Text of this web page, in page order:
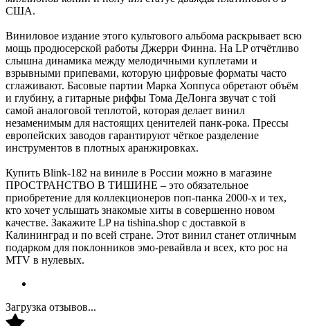
США.
Виниловое издание этого культового альбома раскрывает всю
мощь продюсерской работы Джерри Финна. На LP отчётливо
слышна динамика между мелодичными куплетами и
взрывными припевами, которую цифровые форматы часто
сглаживают. Басовые партии Марка Хоппуса обретают объём
и глубину, а гитарные риффы Тома ДеЛонга звучат с той
самой аналоговой теплотой, которая делает винил
незаменимым для настоящих ценителей панк-рока. Прессы
европейских заводов гарантируют чёткое разделение
инструментов в плотных аранжировках.
Купить Blink-182 на виниле в России можно в магазине
ПРОСТРАНСТВО В ТИШИНЕ – это обязательное
приобретение для коллекционеров поп-панка 2000-х и тех,
кто хочет услышать знакомые хиты в совершенно новом
качестве. Закажите LP на tishina.shop с доставкой в
Калининград и по всей стране. Этот винил станет отличным
подарком для поклонников эмо-ревайвла и всех, кто рос на
MTV в нулевых.
Загрузка отзывов...